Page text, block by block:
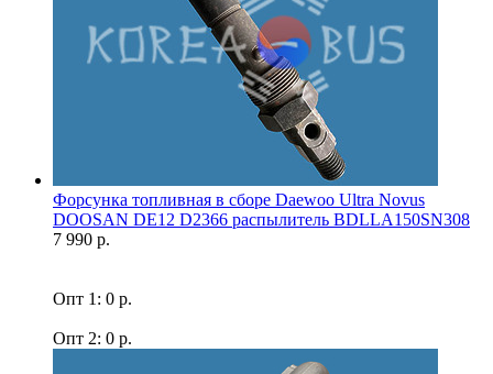
Форсунка топливная в сборе Daewoo Ultra Novus
DOOSAN DE12 D2366 распылитель BDLLA150SN308
7 990 р.
Опт 1: 0 р.
Опт 2: 0 р.